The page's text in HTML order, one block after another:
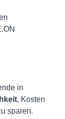
in
, Kosten
sparen.